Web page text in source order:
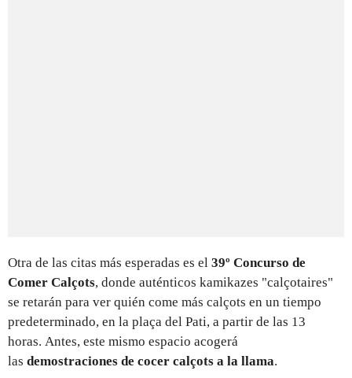
Otra de las citas más esperadas es el 39º Concurso de
Comer Calçots, donde auténticos kamikazes "calçotaires"
se retarán para ver quién come más calçots en un tiempo
predeterminado, en la plaça del Pati, a partir de las 13
horas. Antes, este mismo espacio acogerá
las demostraciones de cocer calçots a la llama.